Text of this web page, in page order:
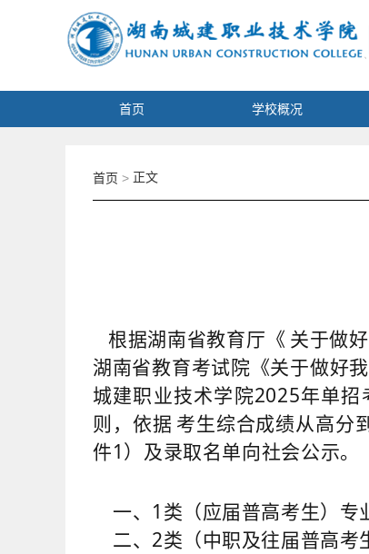
首页 学校概况
首页 > 正文
根据湖南省教育厅《 关于做
湖南省教育考试院《关于做好
城建职业技术学院2025年单招
则，依据 考生综合成绩从高分
件1）及录取名单向社会公示。
一、1类（应届普高考生）专
二、2类（中职及往届普高考